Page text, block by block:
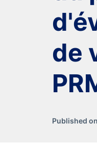
de
Published